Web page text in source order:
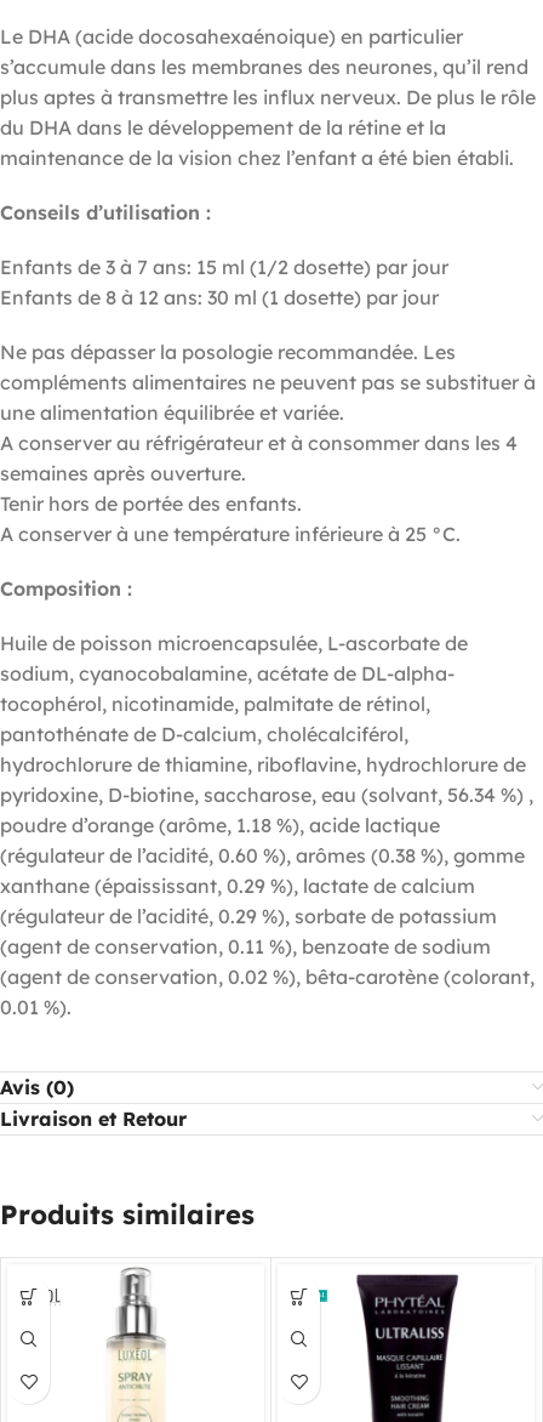
Le DHA (acide docosahexaénoique) en particulier
s’accumule dans les membranes des neurones, qu’il rend
plus aptes à transmettre les influx nerveux. De plus le rôle
du DHA dans le développement de la rétine et la
maintenance de la vision chez l’enfant a été bien établi.
Conseils d’utilisation :
Enfants de 3 à 7 ans: 15 ml (1/2 dosette) par jour
Enfants de 8 à 12 ans: 30 ml (1 dosette) par jour
Ne pas dépasser la posologie recommandée. Les
compléments alimentaires ne peuvent pas se substituer à
une alimentation équilibrée et variée.
A conserver au réfrigérateur et à consommer dans les 4
semaines après ouverture.
Tenir hors de portée des enfants.
A conserver à une température inférieure à 25 °C.
Composition :
Huile de poisson microencapsulée, L-ascorbate de
sodium, cyanocobalamine, acétate de DL-alpha-
tocophérol, nicotinamide, palmitate de rétinol,
pantothénate de D-calcium, cholécalciférol,
hydrochlorure de thiamine, riboflavine, hydrochlorure de
pyridoxine, D-biotine, saccharose, eau (solvant, 56.34 %) ,
poudre d’orange (arôme, 1.18 %), acide lactique
(régulateur de l’acidité, 0.60 %), arômes (0.38 %), gomme
xanthane (épaississant, 0.29 %), lactate de calcium
(régulateur de l’acidité, 0.29 %), sorbate de potassium
(agent de conservation, 0.11 %), benzoate de sodium
(agent de conservation, 0.02 %), bêta-carotène (colorant,
0.01 %).
Avis (0)
Livraison et Retour
Produits similaires